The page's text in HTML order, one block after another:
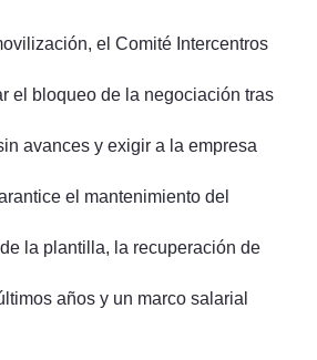
el Comité Intercentros
el bloqueo de la negociación tras
avances y exigir a la empresa
el mantenimiento del
la plantilla, la recuperación de
años y un marco salarial